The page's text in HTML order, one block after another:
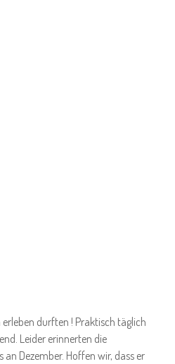
durften ! Praktisch täglich
Leider erinnerten die
Dezember. Hoffen wir, dass er